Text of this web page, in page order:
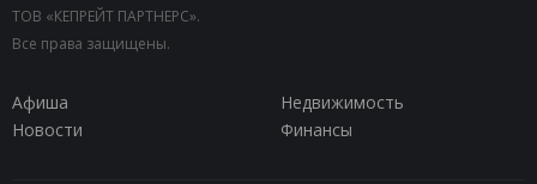
ТОВ «КЕПРЕЙТ ПАРТНЕРС».
Все права защищены.
Афиша
Недвижимость
Новости
Финансы